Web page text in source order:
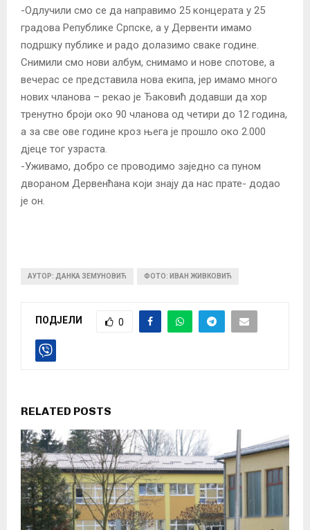
-Одлучили смо се да направимо 25 концерата у 25
градова Републике Српске, а у Дервенти имамо
подршку публике и радо долазимо сваке године.
Снимили смо нови албум, снимамо и нове спотове, а
вечерас се представила нова екипа, јер имамо много
нових чланова – рекао је Ђаковић додавши да хор
тренутно броји око 90 чланова од четири до 12 година,
а за све ове године кроз њега је прошло око 2.000
дјеце тог узраста.
-Уживамо, добро се проводимо заједно са пуном
двораном Дервенћана који знају да нас прате- додао
је он.
АУТОР: ДАНКА ЗЕМУНОВИЋ ФОТО: ИВАН ЖИВКОВИЋ
ПОДЈЕЛИ 0
RELATED POSTS